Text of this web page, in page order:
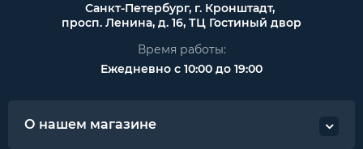
Санкт-Петербург, г. Кронштадт,
просп. Ленина, д. 16, ТЦ Гостиный двор
Время работы:
Ежедневно с 10:00 до 19:00
О нашем магазине